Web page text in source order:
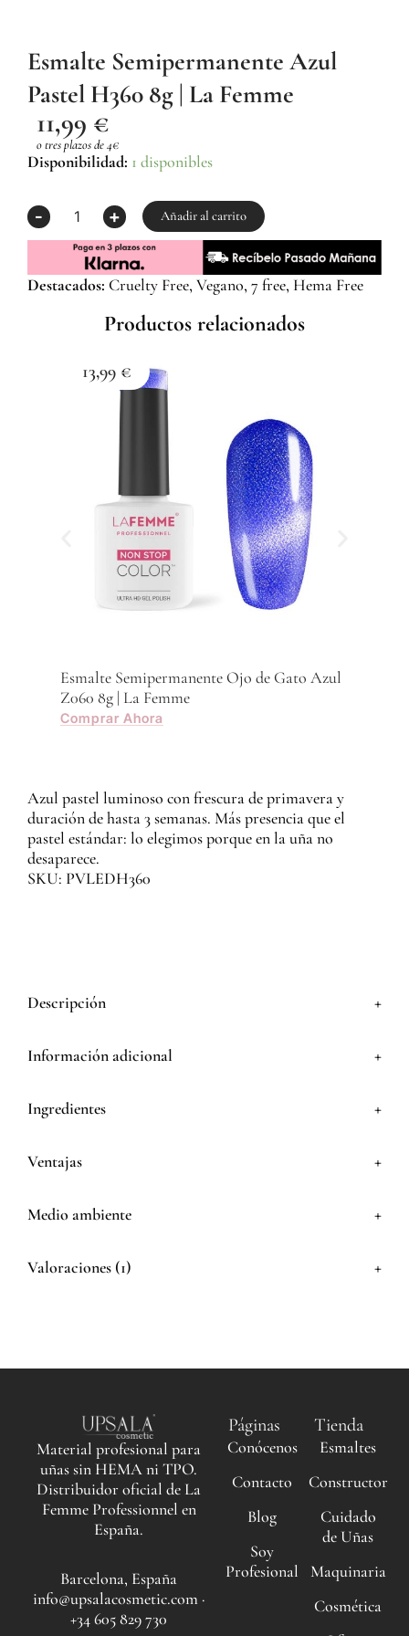
Esmalte Semipermanente Azul
Pastel H360 8g | La Femme
11,99 €
o tres plazos de 4€
Disponibilidad: 1 disponibles
-
Esmalte
Pastel
H360
La
+ Añadir al carrito
Destacados: Cruelty Free, Vegano, 7 free, Hema Free
Productos relacionados
13,99 €
Esmalte Semipermanente Ojo de Gato Azul
Z060 8g | La Femme
Comprar Ahora
Azul pastel luminoso con frescura de primavera y
duración de hasta 3 semanas. Más presencia que el
pastel estándar: lo elegimos porque en la uña no
desaparece.
SKU: PVLEDH360
Descripción +
Información adicional +
Ingredientes +
Ventajas +
Medio ambiente +
Valoraciones (1) +
Material profesional para
uñas sin HEMA ni TPO.
Distribuidor oficial de La
Femme Professionnel en
España.
Barcelona, España
info@upsalacosmetic.com ·
+34 605 829 730
Páginas
Conócenos
Contacto
Blog
Soy
Profesional
Tienda
Esmaltes
Constructor
Cuidado
de Uñas
Maquinaria
Cosmética